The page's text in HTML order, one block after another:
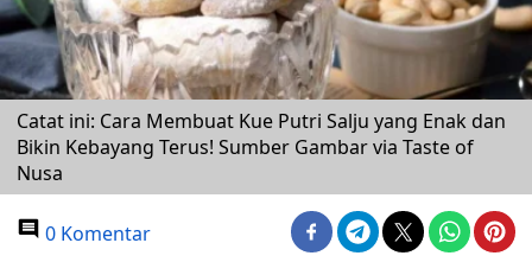
Catat ini: Cara Membuat Kue Putri Salju yang Enak dan
Bikin Kebayang Terus! Sumber Gambar via Taste of
Nusa
0 Komentar